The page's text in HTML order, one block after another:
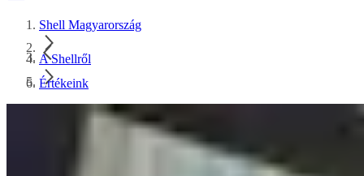
Shell Magyarország
A Shellről
Értékeink